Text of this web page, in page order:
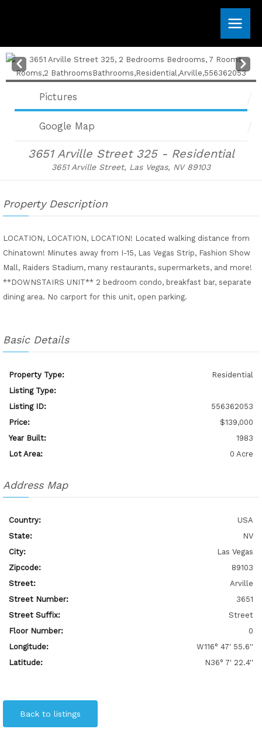
Pre
Nex
t
Pictures
Google Map
3651 Arville Street 325 - Residential
3651 Arville Street, Las Vegas, NV 89103
Property Description
LOCATION, LOCATION, LOCATION! Located walking distance from
Chinatown! Minutes away from I-15, Las Vegas Strip, Fashion Show
Mall, Raiders Stadium, many restaurants, supermarkets, and more!
**DOWNSTAIRS UNIT** 2 bedroom condo, breakfast bar, separate
dining area. No carport for this unit, open parking.
Basic Details
Property Type:
Residential
Listing Type:
Listing ID:
556362053
Price:
$139,000
Year Built:
1983
Lot Area:
0 Acre
Address Map
Country:
USA
State:
NV
City:
Las Vegas
Zipcode:
89103
Street:
Arville
Street Number:
3651
Street Suffix:
Street
Floor Number:
0
Longitude:
W116° 47' 55.6''
Latitude:
N36° 7' 22.4''
Back to listings